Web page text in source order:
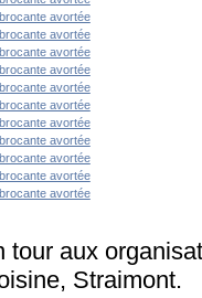
aux
Straimont.